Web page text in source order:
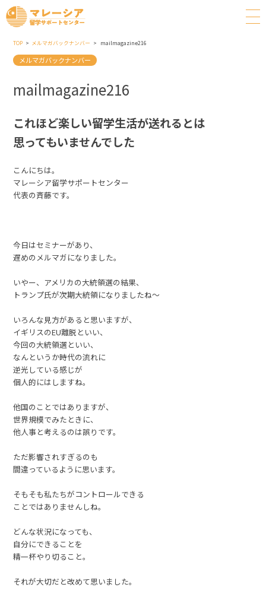
TOP メルマガバックナンバー mailmagazine216
メルマガバックナンバー
mailmagazine216
これほど楽しい留学生活が送れるとは
思ってもいませんでした
こんにちは。
マレーシア留学サポートセンター
代表の斉藤です。
今日はセミナーがあり、
遅めのメルマガになりました。
いやー、アメリカの大統領選の結果、
トランプ氏が次期大統領になりましたね～
いろんな見方があると思いますが、
イギリスのEU離脱といい、
今回の大統領選といい、
なんというか時代の流れに
逆光している感じが
個人的にはしますね。
他国のことではありますが、
世界規模でみたときに、
他人事と考えるのは誤りです。
ただ影響されすぎるのも
間違っているように思います。
そもそも私たちがコントロールできる
ことではありませんしね。
どんな状況になっても、
自分にできることを
精一杯やり切ること。
それが大切だと改めて思いました。